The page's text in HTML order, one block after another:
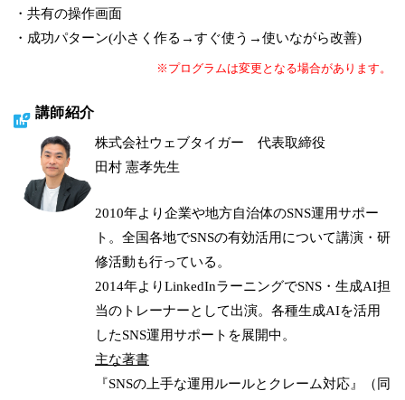
・共有の操作画面
・成功パターン(小さく作る→すぐ使う→使いながら改善)
※プログラムは変更となる場合があります。
講師紹介
株式会社ウェブタイガー 代表取締役
田村 憲孝先生
2010年より企業や地方自治体のSNS運用サポー
ト。全国各地でSNSの有効活用について講演・研
修活動も行っている。
2014年よりLinkedInラーニングでSNS・生成AI担
当のトレーナーとして出演。各種生成AIを活用
したSNS運用サポートを展開中。
主な著書
『SNSの上手な運用ルールとクレーム対応』（同